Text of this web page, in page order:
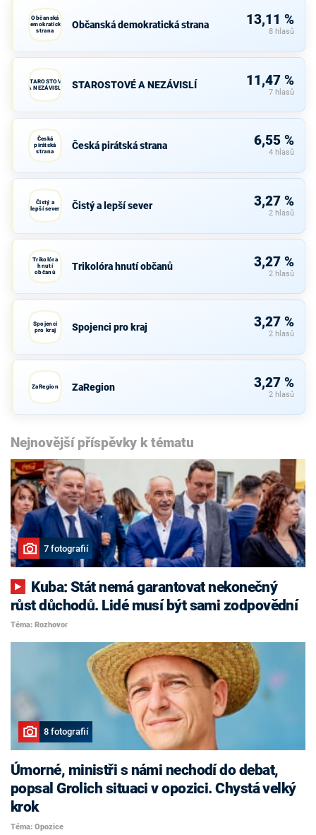
Občanská
demokratická
strana
Občanská demokratická strana 13,11 %
8 hlasů
STAROSTOVÉ
A NEZÁVISLÍ
STAROSTOVÉ A NEZÁVISLÍ 11,47 %
7 hlasů
Česká
pirátská
strana
Česká pirátská strana 6,55 %
4 hlasů
Čistý a
lepší sever
Čistý a lepší sever 3,27 %
2 hlasů
Trikolóra
hnutí
občanů
Trikolóra hnutí občanů 3,27 %
2 hlasů
Spojenci
pro kraj
Spojenci pro kraj 3,27 %
2 hlasů
ZaRegion ZaRegion 3,27 %
2 hlasů
Nejnovější příspěvky k tématu
7 fotografií
růst důchodů. Lidé musí být sami zodpovědní
Téma: Rozhovor
8 fotografií
Úmorné, ministři s námi nechodí do debat,
popsal Grolich situaci v opozici. Chystá velký
krok
Téma: Opozice